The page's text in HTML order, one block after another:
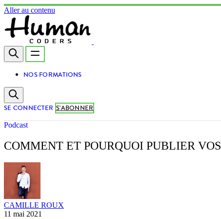
Aller au contenu
NOS FORMATIONS
SE CONNECTER S'ABONNER
Podcast
COMMENT ET POURQUOI PUBLIER
CAMILLE ROUX
11 mai 2021